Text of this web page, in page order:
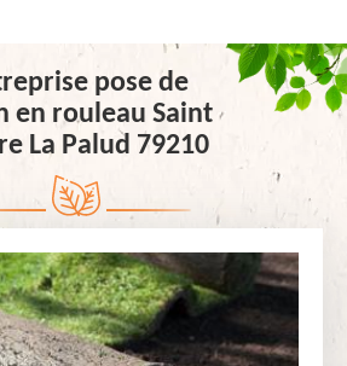
pose de
en rouleau Saint
La Palud 79210